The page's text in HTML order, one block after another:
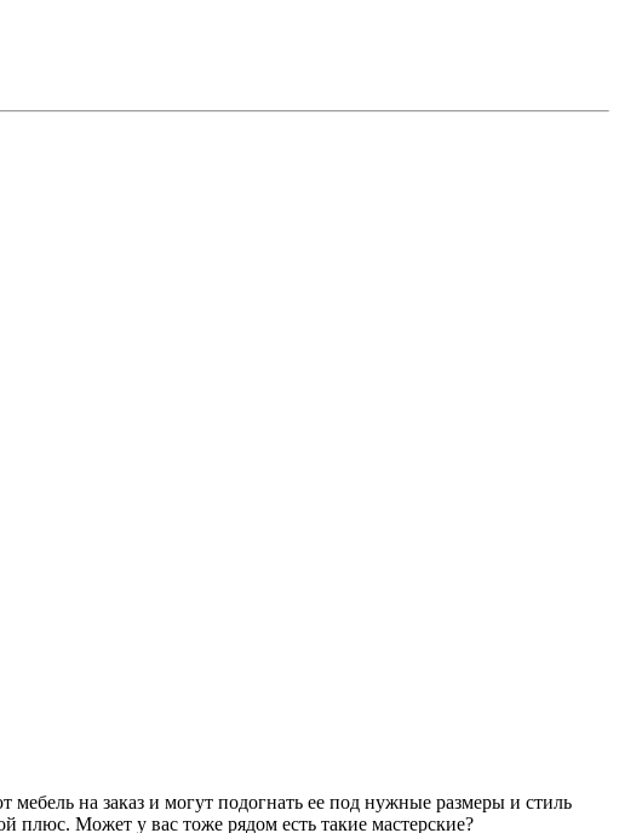
на заказ и могут подогнать ее под нужные размеры и стиль
плюс. Может у вас тоже рядом есть такие мастерские?